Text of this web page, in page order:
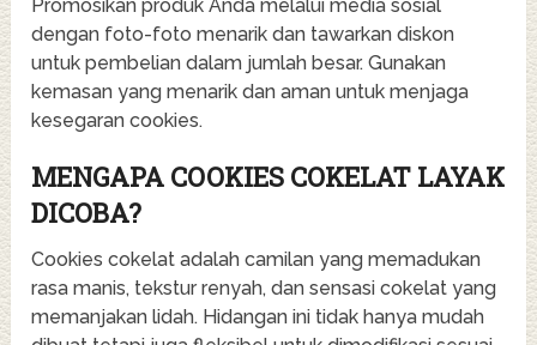
Promosikan produk Anda melalui media sosial
dengan foto-foto menarik dan tawarkan diskon
untuk pembelian dalam jumlah besar. Gunakan
kemasan yang menarik dan aman untuk menjaga
kesegaran cookies.
MENGAPA COOKIES COKELAT LAYAK
DICOBA?
Cookies cokelat adalah camilan yang memadukan
rasa manis, tekstur renyah, dan sensasi cokelat yang
memanjakan lidah. Hidangan ini tidak hanya mudah